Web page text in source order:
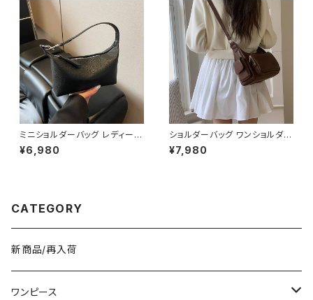
20
ュアル 春 夏 秋 冬 春夏 秋冬 大
人 子供 デスク クッション 姿勢
C-ASS0003
ミニショルダーバッグ レディース
ワンショルダーバッグ 無地 シン
プル バッグ 斜めがけ 大人可愛
¥6,980
ショルダーバッグ ワンショルダー
バッグ レディース バッグ 肩掛け
斜めがけ クロスボディ おしゃれ
¥7,980
CATEGORY
新商品/再入荷
ワンピース